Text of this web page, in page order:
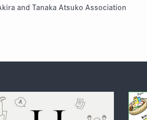
and Tanaka Atsuko Association